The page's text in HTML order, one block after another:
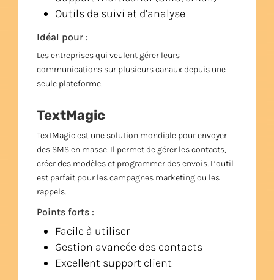
Outils de suivi et d’analyse
Idéal pour :
Les entreprises qui veulent gérer leurs
communications sur plusieurs canaux depuis une
seule plateforme.
TextMagic
TextMagic est une solution mondiale pour envoyer
des SMS en masse. Il permet de gérer les contacts,
créer des modèles et programmer des envois. L’outil
est parfait pour les campagnes marketing ou les
rappels.
Points forts :
Facile à utiliser
Gestion avancée des contacts
Excellent support client